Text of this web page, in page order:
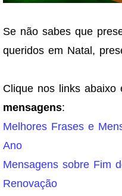
Se não sabes que
queridos em Natal,
Clique nos links abaixo
mensagens:
Melhores Frases e
Ano
Mensagens sobre Fim
Renovação